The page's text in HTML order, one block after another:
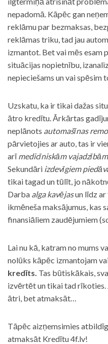
nepadomā. Kāpēc gan
reklāmu par bezmaksas,
reklāmas triku, tad jau
izmantot. Bet vai mēs esam
situācijas nopietnību,
nepieciešams un vai spēsim
Uzskatu, ka ir tikai dažas
ātro kredītu. Ārkārtas
neplānots automašīnas
pārvietojies ar auto, tas ir
arīmedicīniskām vajadzībām
Sekundāri izdevīgiem
tikai tagad un tūlīt, jo
Darba alga kavējasun līdz
ikmēneša maksājumus, kas
finansiāliem zaudējumiem
Lai nu kā, katram no mums
nolūks kāpēc izmantojam
kredīts. Tas būtiskākais,
izvērtēt un tikai tad rīkoties.
ātri, bet atmaksāt…
Tāpēc aizņemsimies
atmaksāt Kredītu 4f.lv!